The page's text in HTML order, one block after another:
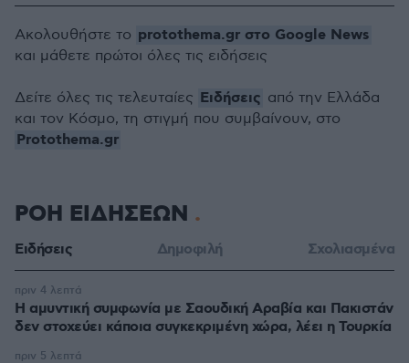
Ακολουθήστε το protothema.gr στο Google News
και μάθετε πρώτοι όλες τις ειδήσεις
Δείτε όλες τις τελευταίες Ειδήσεις από την Ελλάδα
και τον Κόσμο, τη στιγμή που συμβαίνουν, στο
Protothema.gr
ΡΟΗ ΕΙΔΗΣΕΩΝ
Ειδήσεις Δημοφιλή Σχολιασμένα
Η αμυντική συμφωνία με Σαουδική Αραβία και Πακιστάν
δεν στοχεύει κάποια συγκεκριμένη χώρα, λέει η Τουρκία
πριν 4 λεπτά
πριν 5 λεπτά